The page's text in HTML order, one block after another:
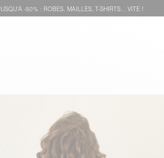
-50% : ROBES, MAILLES, T-SHIRTS... VITE !